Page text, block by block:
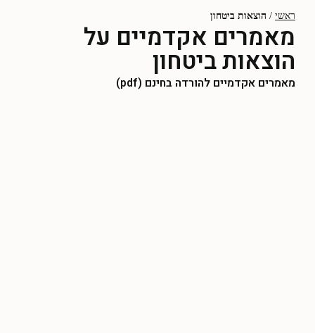
ראשי / הוצאות ביטחון
מאמרים אקדמיים על
הוצאות ביטחון
מאמרים אקדמיים להורדה בחינם (pdf)